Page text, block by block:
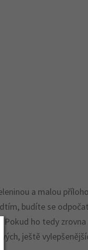
a malou
budíte se
Pokud ho tedy zrovna
ještě